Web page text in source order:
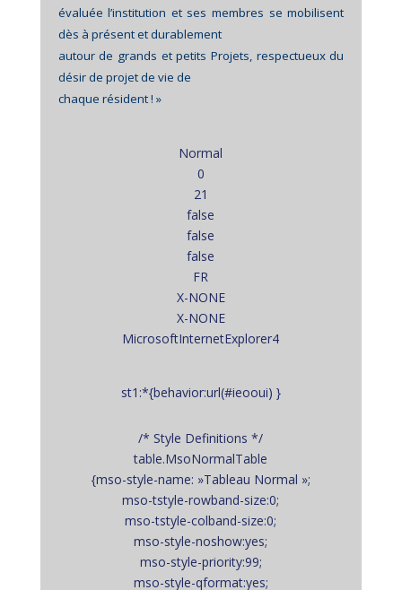
évaluée l’institution et ses membres se mobilisent
dès à présent et durablement
autour de grands et petits Projets, respectueux du
désir de projet de vie de
chaque résident ! »
Normal
0
21
false
false
false
FR
X-NONE
X-NONE
MicrosoftInternetExplorer4
st1:*{behavior:url(#ieooui) }
/* Style Definitions */
table.MsoNormalTable
{mso-style-name: »Tableau Normal »;
mso-tstyle-rowband-size:0;
mso-tstyle-colband-size:0;
mso-style-noshow:yes;
mso-style-priority:99;
mso-style-qformat:yes;